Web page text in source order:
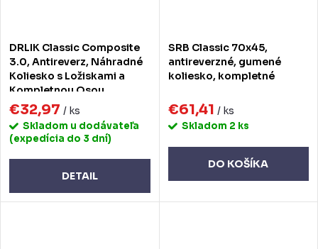
DRLIK Classic Composite
3.0, Antireverz, Náhradné
Koliesko s Ložiskami a
Kompletnou Osou
€32,97 / ks
Skladom u dodávateľa
(expedícia do 3 dní)
DETAIL
SRB Classic 70x45,
antireverzné, gumené
koliesko, kompletné
€61,41 / ks
Skladom 2 ks
DO KOŠÍKA